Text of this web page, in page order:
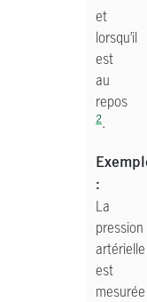
et
lorsqu’il
est
au
repos
2.
:
La
pression
artérielle
est
mesurée